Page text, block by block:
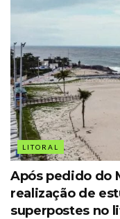
LITORAL
Após pedido do
realização de
superpostes no